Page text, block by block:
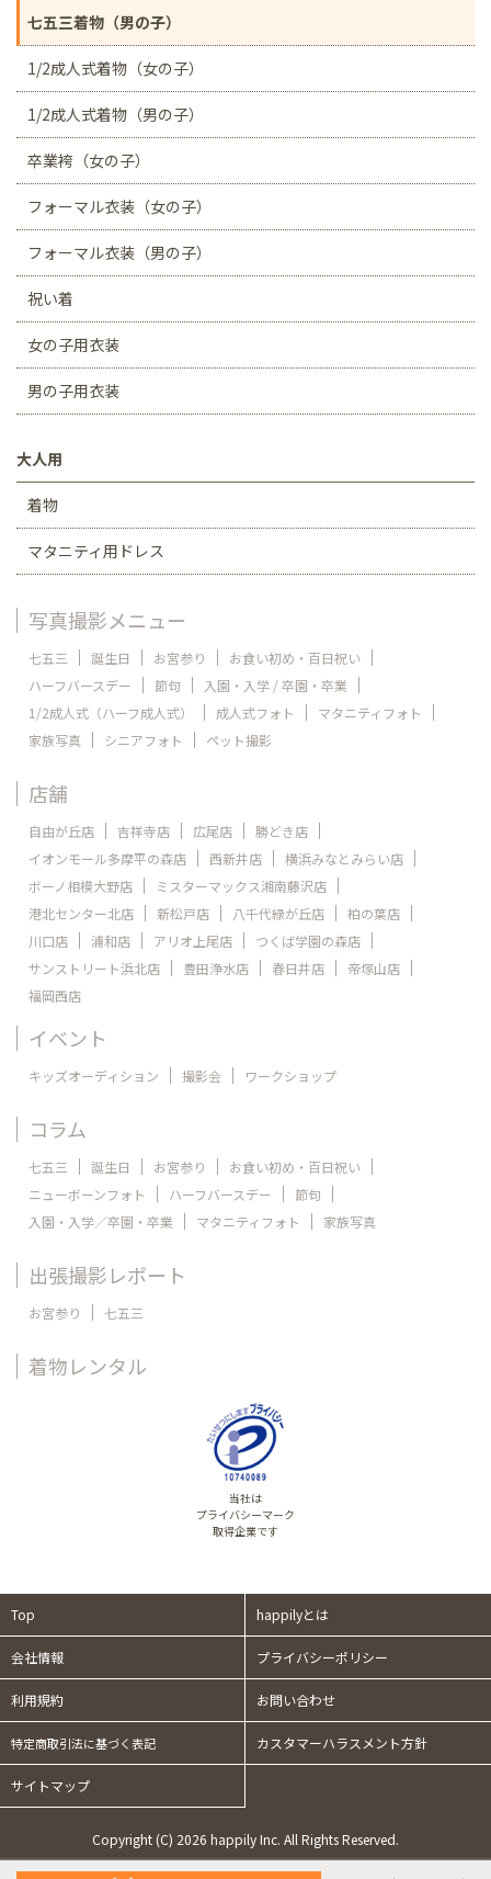
七五三着物（男の子）
1/2成人式着物（女の子）
1/2成人式着物（男の子）
卒業袴（女の子）
フォーマル衣装（女の子）
フォーマル衣装（男の子）
祝い着
女の子用衣装
男の子用衣装
大人用
着物
マタニティ用ドレス
写真撮影メニュー
七五三 誕生日 お宮参り
お食い初め・百日祝い
ハーフバースデー
節句
入園・入学 / 卒園・卒業
1/2成人式（ハーフ成人式）
成人式フォト
マタニティフォト
家族写真
シニアフォト ペット撮影
店舗
自由が丘店 吉祥寺店 広尾店
勝どき店
イオンモール多摩平の森店
西新井店
横浜みなとみらい店
ボーノ相模大野店
ミスターマックス湘南藤沢店
港北センター北店
新松戸店 八千代緑が丘店
柏の葉店
川口店
浦和店 アリオ上尾店
つくば学園の森店
サンストリート浜北店
豊田浄水店 春日井店
帝塚山店
福岡西店
イベント
キッズオーディション 撮影会 ワークショップ
コラム
七五三 誕生日 お宮参り
お食い初め・百日祝い
ニューボーンフォト
ハーフバースデー
節句
入園・入学／卒園・卒業
マタニティフォト 家族写真
出張撮影レポート
お宮参り 七五三
着物レンタル
当社は
プライバシーマーク
取得企業です
Top happilyとは
会社情報 プライバシーポリシー
利用規約 お問い合わせ
特定商取引法に基づく表記 カスタマーハラスメント方針
サイトマップ
Copyright (C) 2026 happily Inc. All Rights Reserved.